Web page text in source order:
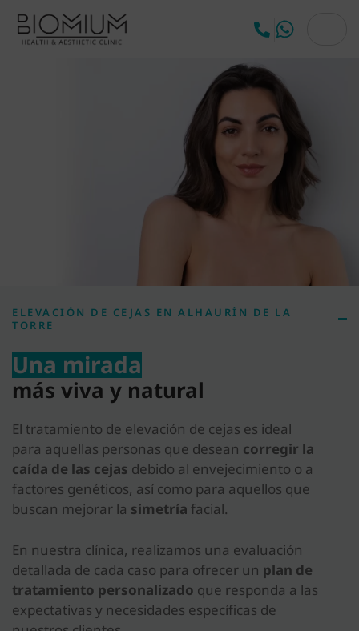
ELEVACIÓN DE CEJAS EN ALHAURÍN DE LA
TORRE
Una mirada
más viva y natural
El tratamiento de elevación de cejas es ideal
para aquellas personas que desean corregir la
caída de las cejas debido al envejecimiento o a
factores genéticos, así como para aquellos que
buscan mejorar la simetría facial.
En nuestra clínica, realizamos una evaluación
detallada de cada caso para ofrecer un plan de
tratamiento personalizado que responda a las
expectativas y necesidades específicas de